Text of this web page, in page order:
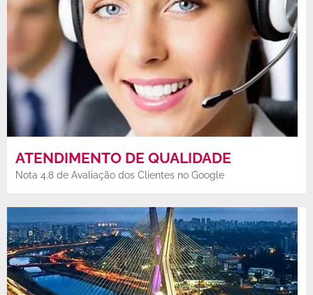
ATENDIMENTO DE QUALIDADE
Nota 4.8 de Avaliação dos Clientes no Google